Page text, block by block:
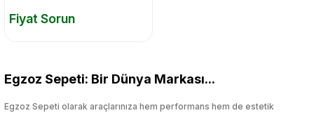
Fiyat Sorun
Egzoz Sepeti: Bir Dünya Markası...
Egzoz Sepeti olarak araçlarınıza hem performans hem de estetik